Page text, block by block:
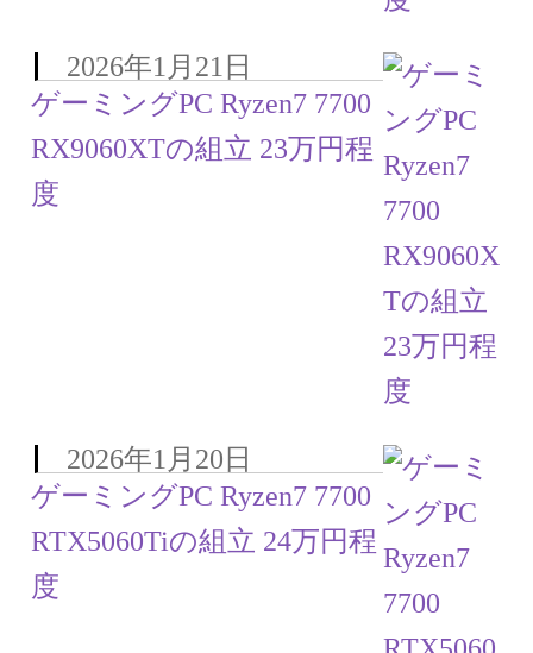
ゲーミングPC Ryzen7 7700
RX9060XTの組立 23万円程
度
2026年1月21日
ゲーミングPC Ryzen7 7700
RTX5060Tiの組立 24万円程
度
2026年1月20日